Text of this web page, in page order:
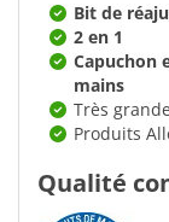
Bit de
2 en 1
Capuchon
mains
Très
Produits
Qualité